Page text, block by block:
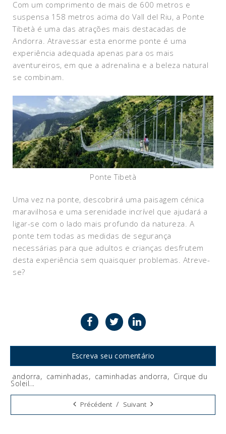
Com um comprimento de mais de 600 metros e
suspensa 158 metros acima do Vall del Riu, a Ponte
Tibetà é uma das atrações mais destacadas de
Andorra. Atravessar esta enorme ponte é uma
experiência adequada apenas para os mais
aventureiros, em que a adrenalina e a beleza natural
se combinam.
Ponte Tibetà
Uma vez na ponte, descobrirá uma paisagem cénica
maravilhosa e uma serenidade incrível que ajudará a
ligar-se com o lado mais profundo da natureza. A
ponte tem todas as medidas de segurança
necessárias para que adultos e crianças desfrutem
desta experiência sem quaisquer problemas. Atreve-
se?
Escreva seu comentário
Tags:
andorra, caminhadas, caminhadas andorra, Cirque du
Soleil...
Précédent / Suivant